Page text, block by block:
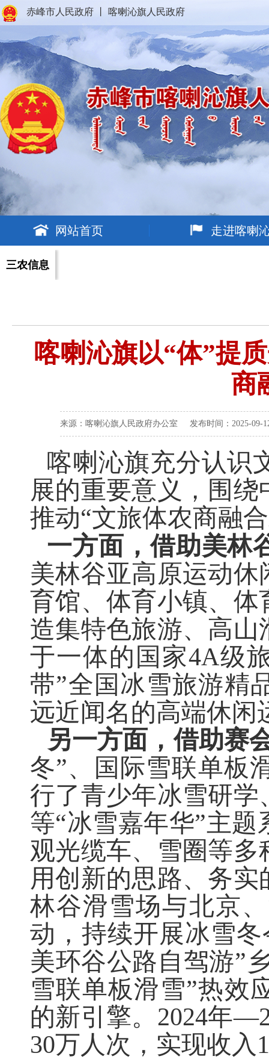
赤峰市人民政府 喀喇沁旗人民政府
网站首页 走进喀喇
三农信息
喀喇沁旗以“体”提
商
来源：喀喇沁旗人民政府办公室 发布时间：2025-
喀喇沁旗充分认识
展的重要意义，围
推动“文旅体农商融
一方面，借助美林
美林谷亚高原运动
育馆、体育小镇、
造集特色旅游、高
于一体的国家4A级
带”全国冰雪旅游精
远近闻名的高端休闲
另一方面，借助赛
冬”、
国际雪联单板
行了青少年冰雪研
等“冰雪嘉年华”主题
观光缆车、雪圈等
用创新的思路、务
林谷滑雪场与北京
动，持续开展冰雪
美环谷公路自驾游”
雪联单板滑雪”热效
的新引擎。 2024年
30万人次，实现收入